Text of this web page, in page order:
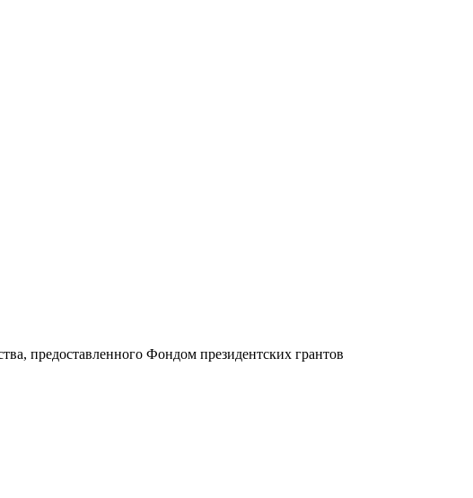
предоставленного Фондом президентских грантов